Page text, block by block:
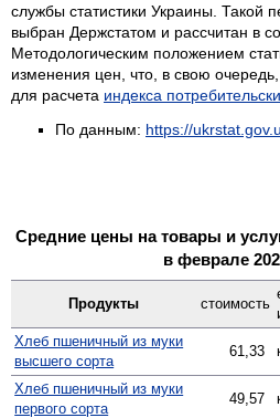
службы статистики Украины. Такой
выбран Держстатом и рассчитан в
Методологическим положением
изменения цен, что, в свою
для расчета индекса
По данным: https://
Средние цены на товары и
в феврале
Продукты стоимость
Хлеб пшеничный из муки
высшего сорта
61,33
Хлеб пшеничный из муки
первого сорта
49,57